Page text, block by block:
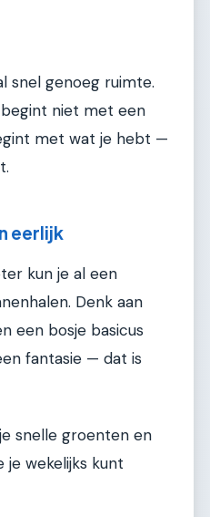
snel genoeg ruimte.
niet met een
met wat je hebt —
eerlijk
kun je al een
Denk aan
een bosje basicus
fantasie — dat is
snelle groenten en
je wekelijks kunt